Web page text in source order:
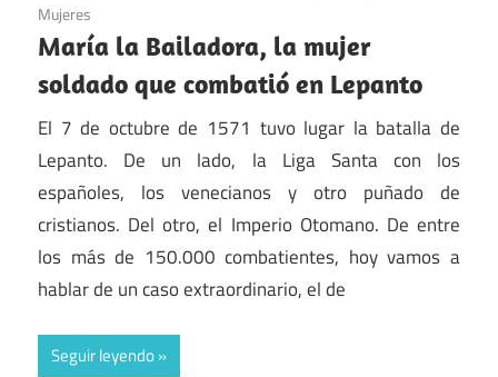
Mujeres
María la Bailadora, la mujer
soldado que combatió en Lepanto
El 7 de octubre de 1571 tuvo lugar la batalla de
Lepanto. De un lado, la Liga Santa con los
españoles, los venecianos y otro puñado de
cristianos. Del otro, el Imperio Otomano. De entre
los más de 150.000 combatientes, hoy vamos a
hablar de un caso extraordinario, el de
Seguir leyendo